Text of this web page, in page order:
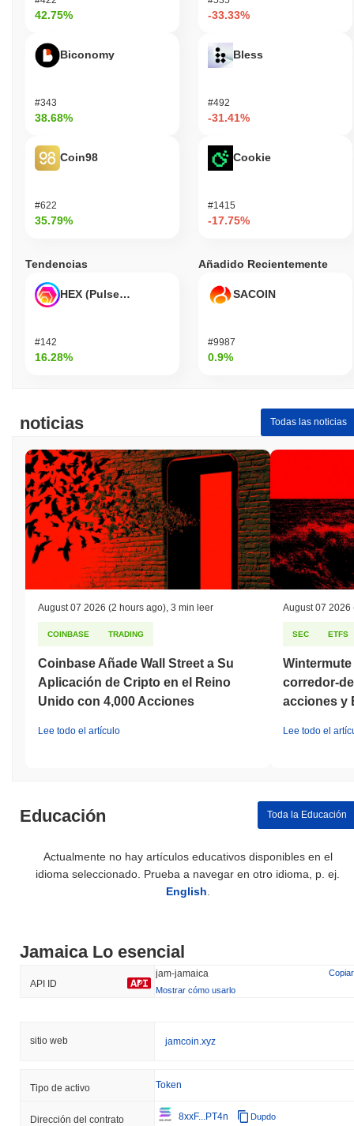
42.75%
Biconomy
#343
38.68%
Coin98
#622
35.79%
-33.33%
Bless
#492
-31.41%
Cookie
#1415
-17.75%
Tendencias
HEX (Pulsechain)
#142
16.28%
Añadido Recientemente
SACOIN
#9987
0.9%
noticias Todas las noticias
August 07 2026 (2 hours ago) 3 min leer
COINBASE TRADING
Coinbase Añade Wall Street a Su
Aplicación de Cripto en el Reino
Unido con 4,000 Acciones
Lee todo el artículo
August 07 2026
SEC ETFS
corredor-
acciones y
Lee todo el
Educación Toda la Educación
Actualmente no hay artículos educativos disponibles en el
idioma seleccionado. Prueba a navegar en otro idioma, p. ej.
English
Jamaica Lo esencial
API ID
jam-jamaica
Copiar
Mostrar cómo usarlo
sitio web jamcoin.xyz
Tipo de activo Token
Dirección del contrato 8xxF...PT4n Dupdo